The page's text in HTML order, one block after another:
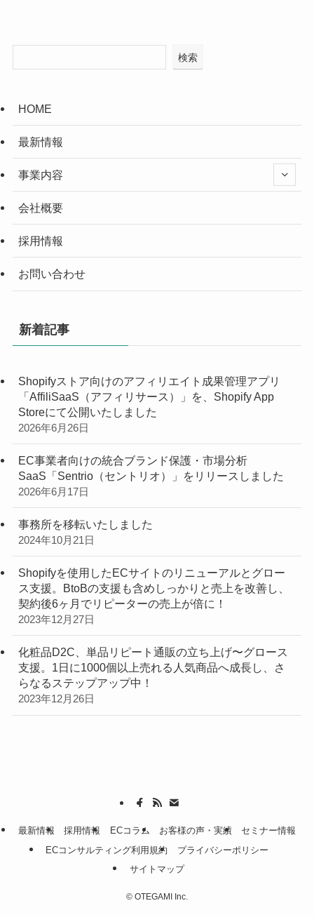
検索
HOME
最新情報
事業内容
会社概要
採用情報
お問い合わせ
新着記事
Shopifyストア向けのアフィリエイト成果管理アプリ
「AffiliSaaS（アフィリサース）」を、Shopify App
Storeにて公開いたしました
2026年6月26日
EC事業者向けの統合ブランド保護・市場分析
SaaS「Sentrio（セントリオ）」をリリースしました
2026年6月17日
事務所を移転いたしました
2024年10月21日
Shopifyを使用したECサイトのリニューアルとグロー
ス支援。BtoBの支援も含めしっかりと売上を改善し、
契約後6ヶ月でリピーターの売上が倍に！
2023年12月27日
化粧品D2C、単品リピート通販の立ち上げ〜グロース
支援。1日に1000個以上売れる人気商品へ成長し、さ
らなるステップアップ中！
2023年12月26日
最新情報 採用情報 ECコラム お客様の声・実績
セミナー情報
ECコンサルティング利用規約
プライバシーポリシー
サイトマップ
© OTEGAMI Inc.